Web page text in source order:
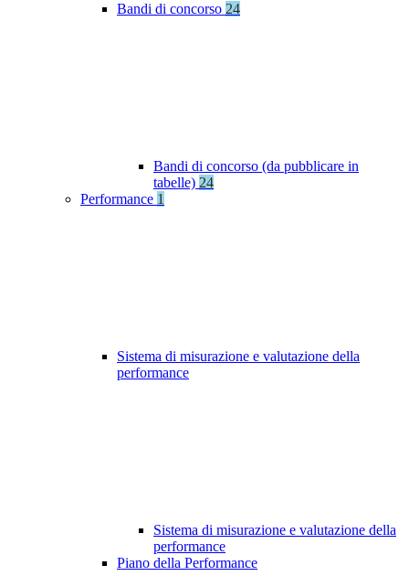
Bandi di concorso 24
Bandi di concorso (da pubblicare in
tabelle) 24
Performance 1
Sistema di misurazione e valutazione della
performance
Sistema di misurazione e valutazione della
performance
Piano della Performance